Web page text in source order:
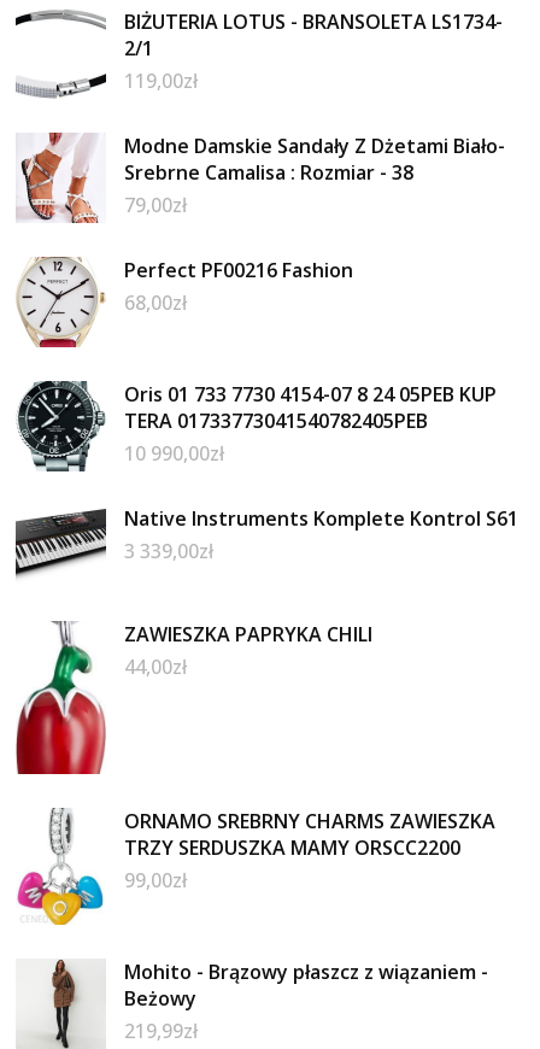
BIŻUTERIA LOTUS - BRANSOLETA LS1734-
2/1
119,00zł
Modne Damskie Sandały Z Dżetami Biało-
Srebrne Camalisa : Rozmiar - 38
79,00zł
Perfect PF00216 Fashion
68,00zł
Oris 01 733 7730 4154-07 8 24 05PEB KUP
TERA 01733773041540782405PEB
10 990,00zł
Native Instruments Komplete Kontrol S61
3 339,00zł
ZAWIESZKA PAPRYKA CHILI
44,00zł
ORNAMO SREBRNY CHARMS ZAWIESZKA
TRZY SERDUSZKA MAMY ORSCC2200
99,00zł
Mohito - Brązowy płaszcz z wiązaniem -
Beżowy
219,99zł